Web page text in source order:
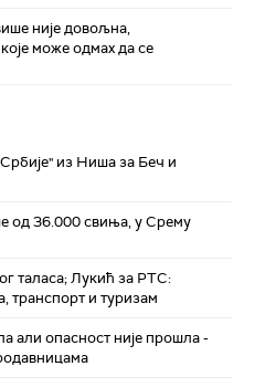
није довољна,
може одмах да се
из Ниша за Беч и
од 36.000 свиња, у Срему
таласа; Лукић за РТС:
транспорт и туризам
али опасност није прошла -